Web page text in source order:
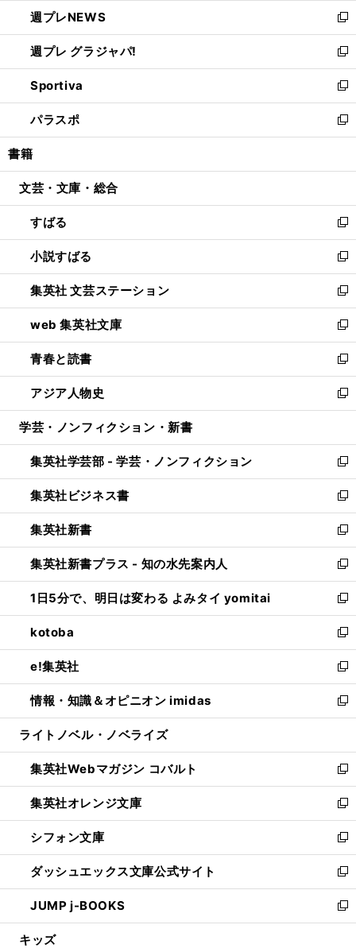
く
で
開
く
ド
ウ
で
開
く
し
い
ウ
ィ
ン
ド
ウ
で
開
週プレNEWS
新
し
い
ウ
ィ
ン
ド
ウ
開
週プレ グラジャパ!
新
し
い
ウ
ィ
ン
ウ
開
く
Sportiva
新
し
い
ウ
ン
ウ
で
開
く
パラスポ
新
し
ウ
ン
ド
ウ
で
開
く
書籍
文芸・文庫・総合
すばる
新
し
い
ウ
ィ
ン
ド
ウ
で
開
く
小説すばる
新
し
い
ウ
ィ
ン
ド
ウ
で
開
集英社 文芸ステーション
新
し
い
ウ
ィ
ン
ド
ウ
開
く
web 集英社文庫
新
し
い
ウ
ィ
ン
ウ
で
開
く
青春と読書
新
し
い
ウ
ン
ド
ウ
で
開
く
アジア人物史
新
し
ウ
ィ
ン
ド
ウ
で
開
く
学芸・ノンフィクション・新書
集英社学芸部 - 学芸・ノンフィクション
新
し
い
ウ
ィ
ン
ド
ウ
で
開
く
集英社ビジネス書
新
し
い
ウ
ィ
ン
ド
ウ
で
開
く
集英社新書
新
し
い
ウ
ィ
ン
ド
ウ
で
開
く
集英社新書プラス - 知の水先案内人
新
し
い
ウ
ィ
ン
ド
ウ
で
開
1日5分で、明日は変わる よみタイ yomitai
新
し
い
ウ
ィ
ン
ド
ウ
開
く
kotoba
新
し
い
ウ
ィ
ン
ウ
で
開
く
e!集英社
新
し
い
ウ
ン
ド
ウ
で
開
く
情報・知識＆オピニオン imidas
新
し
ウ
ィ
ン
ド
ウ
で
開
く
ライトノベル・ノベライズ
集英社Webマガジン コバルト
新
し
い
ウ
ィ
ン
ド
ウ
で
開
集英社オレンジ文庫
新
し
い
ウ
ィ
ン
ド
ウ
シフォン文庫
新
し
い
ウ
ィ
ン
ダッシュエックス文庫公式サイト
新
し
い
ウ
JUMP j-BOOKS
新
し
キッズ